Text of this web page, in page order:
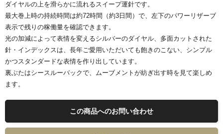
ダイヤルの上を滑らかに流れるスイープ運針です。
最大巻上時の持続時間は約72時間（約3日間）で、左下のパワーリザーブ
表示で残りの稼働量を確認できます。
光の加減によって表情を変えるシルバーのダイヤル、多面カットされた
針・インデックスは、長年ご愛用いただいても飽きのこない、シンプル
かつスタンダードな表情を作り出しています。
裏ぶたはシースルーバックで、ムーブメントが紡ぎ出す時を見て楽しめ
ます。
この商品へのお問い合わせ